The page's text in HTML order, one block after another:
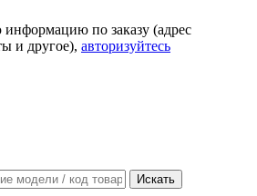
по заказу (адрес
и другое), авторизуйтесь
Искать